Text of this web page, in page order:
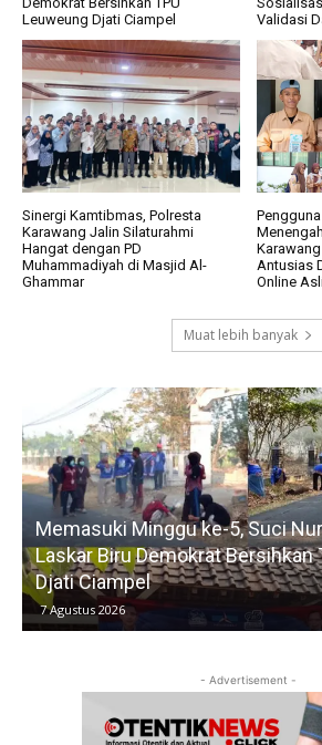
Leuweung Djati Ciampel
Validasi
Sinergi Kamtibmas, Polresta
Karawang Jalin Silaturahmi
Hangat dengan PD
Muhammadiyah di Masjid Al-
Ghammar
Antusias
Online
Muat lebih banyak
Memasuki Minggu ke-5, Suci
Laskar Biru Demokrat Bersihkan
Djati Ciampel
7 Agustus 2026
- Advertisement -